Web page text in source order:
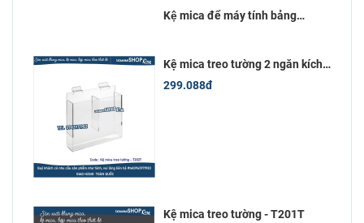
Kệ mica để máy tính bảng
Kệ mica treo tường 2 ngăn kích
thước 10x20 cm
299.088đ
Kệ mica treo tường - T201T